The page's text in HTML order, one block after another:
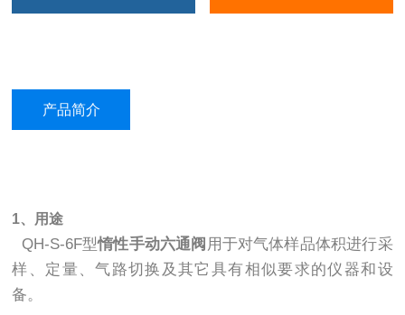
产品简介
1、用途
QH-S-6F型惰性手动六通阀 用于对气体样品体积进行采
样、定量、气路切换及其它具有相似要求的仪器和设
备。